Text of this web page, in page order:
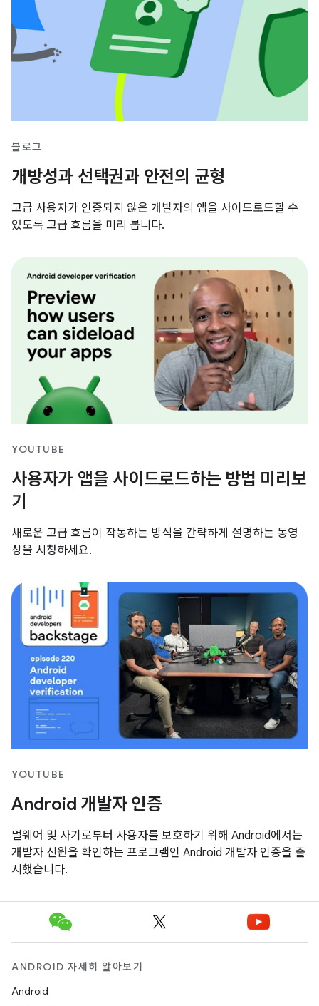
블로그
개방성과 선택권과 안전의 균형
고급 사용자가 인증되지 않은 개발자의 앱을 사이드로드할 수
있도록 고급 흐름을 미리 봅니다.
YOUTUBE
사용자가 앱을 사이드로드하는 방법 미리보
기
새로운 고급 흐름이 작동하는 방식을 간략하게 설명하는 동영
상을 시청하세요.
YOUTUBE
Android 개발자 인증
멀웨어 및 사기로부터 사용자를 보호하기 위해 Android에서는
개발자 신원을 확인하는 프로그램인 Android 개발자 인증을 출
시했습니다.
ANDROID 자세히 알아보기
Android